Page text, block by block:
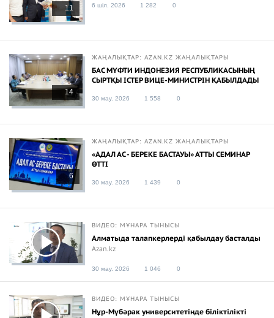
11 6 шіл. 2026 1 282 0
14
ЖАҢАЛЫҚТАР: AZAN.KZ ЖАҢАЛЫҚТАРЫ
БАС МҮФТИ ИНДОНЕЗИЯ РЕСПУБЛИКАСЫНЫҢ
СЫРТҚЫ ІСТЕР ВИЦЕ-МИНИСТРІН ҚАБЫЛДАДЫ
30 мау. 2026 1 558 0
6
ЖАҢАЛЫҚТАР: AZAN.KZ ЖАҢАЛЫҚТАРЫ
«АДАЛ АС - БЕРЕКЕ БАСТАУЫ» АТТЫ СЕМИНАР
ӨТТІ
30 мау. 2026 1 439 0
ВИДЕО: МҰНАРА ТЫНЫСЫ
Алматыда талапкерлерді қабылдау басталды
Azan.kz
30 мау. 2026 1 046 0
ВИДЕО: МҰНАРА ТЫНЫСЫ
Нұр-Мүбәрак университетінде біліктілікті